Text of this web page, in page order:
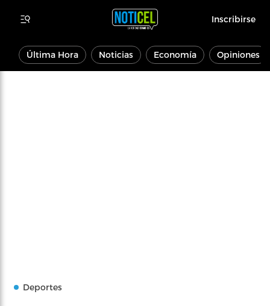
Inscribirse
Última Hora Noticias Economía Opiniones
Deportes